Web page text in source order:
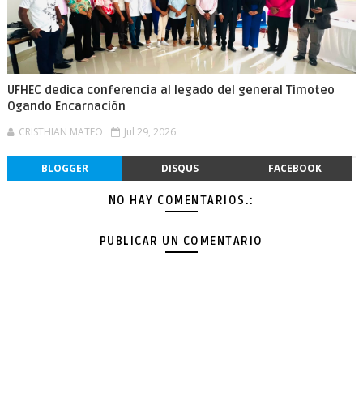
UFHEC dedica conferencia al legado del general Timoteo
Ogando Encarnación
CRISTHIAN MATEO Jul 29, 2026
BLOGGER DISQUS FACEBOOK
NO HAY COMENTARIOS.:
PUBLICAR UN COMENTARIO